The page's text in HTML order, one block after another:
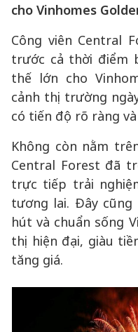
cho Vinhomes
Công viên Central
trước cả thời điểm
thế lớn cho
cảnh thị trường
có tiến độ rõ ràng
Không còn nằm
Central Forest đã
trực tiếp trải
tương lai. Đây
hút và chuẩn sống
thị hiện đại, giàu
tăng giá.